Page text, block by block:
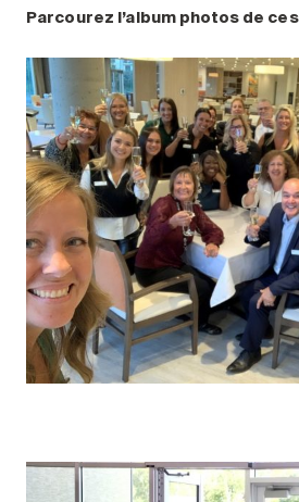
Parcourez l’album photos de